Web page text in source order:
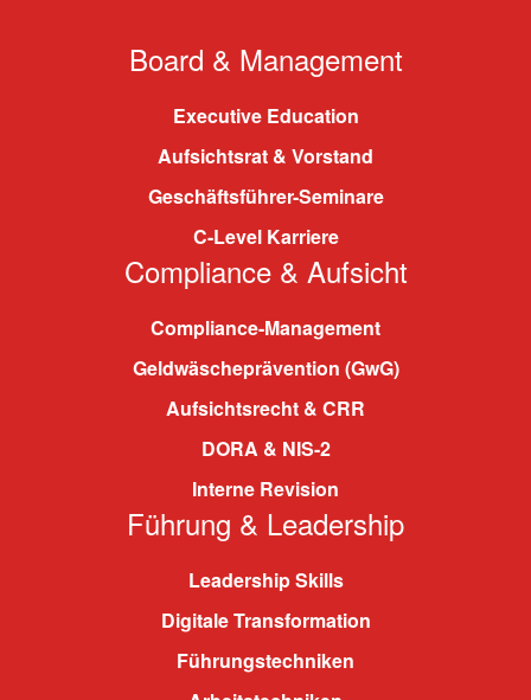
Board & Management
Executive Education
Aufsichtsrat & Vorstand
Geschäftsführer-Seminare
C-Level Karriere
Compliance & Aufsicht
Compliance-Management
Geldwäscheprävention (GwG)
Aufsichtsrecht & CRR
DORA & NIS-2
Interne Revision
Führung & Leadership
Leadership Skills
Digitale Transformation
Führungstechniken